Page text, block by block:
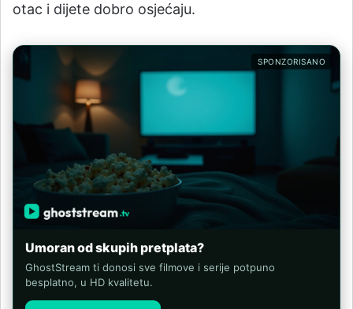
otac i dijete dobro osjećaju.
SPONZORISANO
Umoran od skupih pretplata?
GhostStream ti donosi sve filmove i serije potpuno
besplatno, u HD kvalitetu.